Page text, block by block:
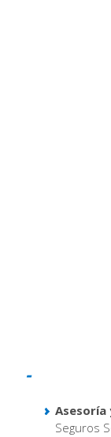
Seguros